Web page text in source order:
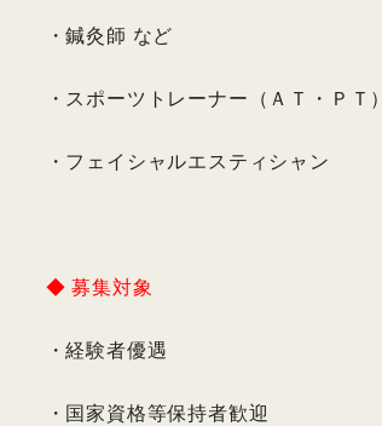
・鍼灸師 など
・スポーツトレーナー（ＡＴ・ＰＴ）
・フェイシャルエスティシャン
◆ 募集対象
・経験者優遇
・国家資格等保持者歓迎